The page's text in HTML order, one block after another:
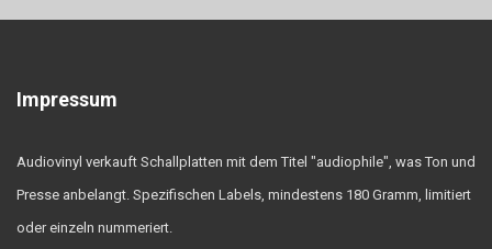
Impressum
Audiovinyl verkauft Schallplatten mit dem Titel "audiophile", was Ton und
Presse anbelangt. Spezifischen Labels, mindestens 180 Gramm, limitiert
oder einzeln nummeriert.